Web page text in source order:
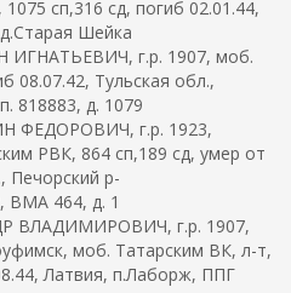
сп,316 сд, погиб 02.01.44,
Шейка
г.р. 1907, моб.
08.07.42, Тульская обл.,
818883, д. 1079
ФЕДОРОВИЧ, г.р. 1923,
РВК, 864 сп,189 сд, умер от
Печорский р-
ВМА 464, д. 1
ВЛАДИМИРОВИЧ, г.р. 1907,
моб. Татарским ВК, л-т,
Латвия, п.Лаборж, ППГ